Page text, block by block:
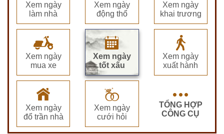
Xem ngày
làm nhà
Xem ngày
động thổ
Xem ngày
khai trương
Xem ngày
mua xe
Xem ngày
tốt xấu
Xem ngày
xuất hành
Xem ngày
đổ trần nhà
Xem ngày
cưới hỏi
TỔNG HỢP
CÔNG CỤ